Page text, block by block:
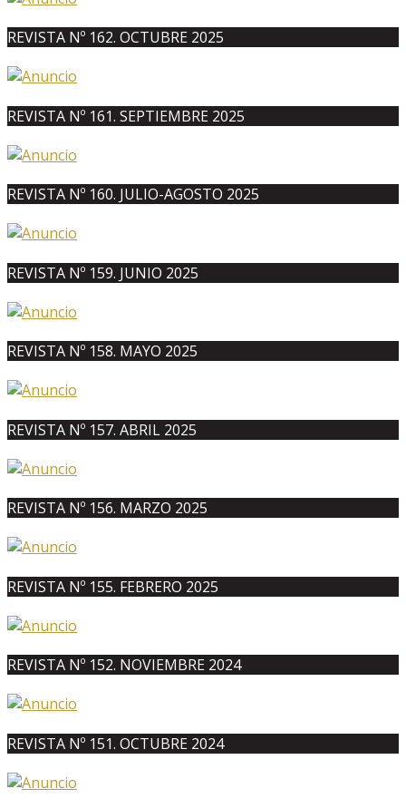
REVISTA Nº 162. OCTUBRE 2025
REVISTA Nº 161. SEPTIEMBRE 2025
REVISTA Nº 160. JULIO-AGOSTO 2025
REVISTA Nº 159. JUNIO 2025
REVISTA Nº 158. MAYO 2025
REVISTA Nº 157. ABRIL 2025
REVISTA Nº 156. MARZO 2025
REVISTA Nº 155. FEBRERO 2025
REVISTA Nº 152. NOVIEMBRE 2024
REVISTA Nº 151. OCTUBRE 2024